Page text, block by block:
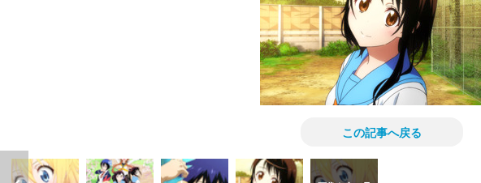
この記事へ戻る